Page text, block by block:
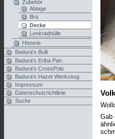
Zubehör
Ablage
Bra
Decke
Lenkradhülle
Historie
Badura's Bulli
Badura's Eriba Pan
Badura's CrossPolo
Badura's Hazet Werkzeug
Impressum
Datenschutzrichtlinie
Suche
Gab